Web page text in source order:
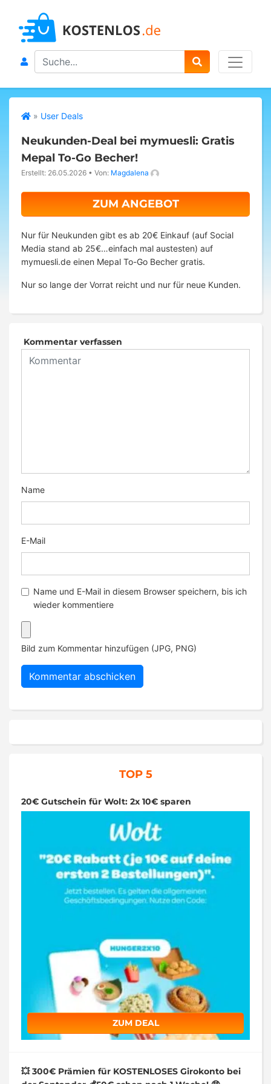
Search
» User Deals
Neukunden-Deal bei mymuesli: Gratis
Mepal To-Go Becher!
Erstellt: 26.05.2026 • Von: Magdalena
ZUM ANGEBOT
Nur für Neukunden gibt es ab 20€ Einkauf (auf Social
Media stand ab 25€…einfach mal austesten) auf
mymuesli.de einen Mepal To-Go Becher gratis.
Nur so lange der Vorrat reicht und nur für neue Kunden.
Kommentar verfassen
Name
E-Mail
Name und E-Mail in diesem Browser speichern, bis ich
wieder kommentiere
Bild zum Kommentar hinzufügen (JPG, PNG)
TOP 5
20€ Gutschein für Wolt: 2x 10€ sparen
ZUM DEAL
💥 300€ Prämien für KOSTENLOSES Girokonto bei